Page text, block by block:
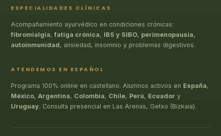
ESPECIALIDADES CLÍNICAS
Acompañamiento ayurvédico en condiciones crónicas:
fibromialgia,fatiga crónica, IBS y SIBO, perimenopausia,
autoinmunidad, ansiedad, insomnio y problemas digestivos.
ATENDEMOS EN ESPAÑOL
Programa 100% online en castellano. Alumnos activos en España,
México, Argentina, Colombia, Chile, Perú, Ecuador y
Uruguay. Consulta presencial en Las Arenas, Getxo (Bizkaia).